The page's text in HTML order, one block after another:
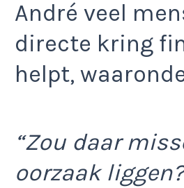
André veel
directe kring
helpt,
“Zou daar
oorzaak